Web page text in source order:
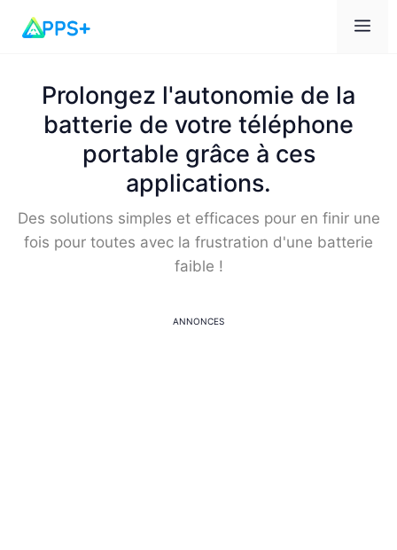
Prolongez l'autonomie de la
batterie de votre téléphone
portable grâce à ces
applications.
Des solutions simples et efficaces pour en finir une
fois pour toutes avec la frustration d'une batterie
faible !
ANNONCES